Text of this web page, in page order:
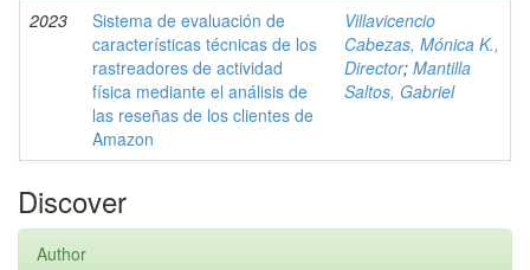
2023
Sistema de evaluación de
características técnicas de los
rastreadores de actividad
física mediante el análisis de
las reseñas de los clientes de
Amazon
Villavicencio
Cabezas, Mónica K.,
Director; Mantilla
Saltos, Gabriel
Discover
Author